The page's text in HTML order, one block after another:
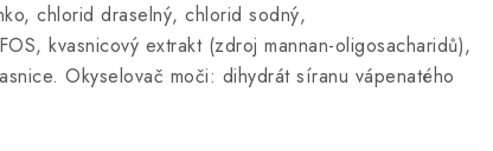
chlorid draselný, chlorid sodný,
kvasnicový extrakt (zdroj mannan-oligosacharidů),
Okyselovač moči: dihydrát síranu vápenatého